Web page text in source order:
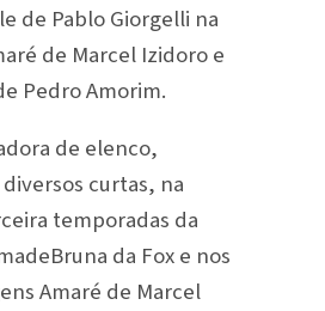
de Pablo Giorgelli na
de Marcel Izidoro e
Pedro Amorim.
de elenco,
curtas, na
temporadas da
da Fox e nos
Amaré de Marcel